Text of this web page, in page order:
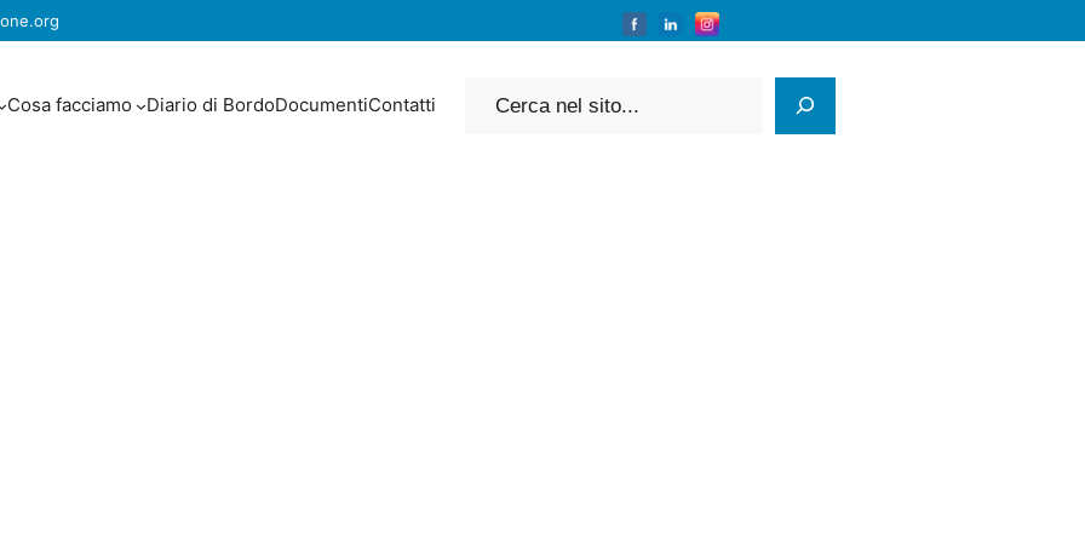
Cosa facciamo Diario di BordoDocumentiContatti Cerca